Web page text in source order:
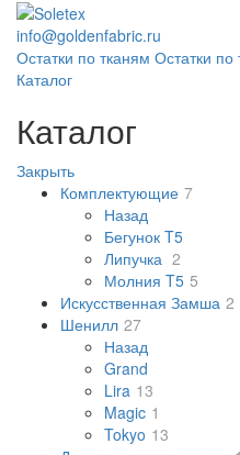
info@goldenfabric.ru
Остатки по тканям Остатки
Каталог
Каталог
Закрыть
Комплектующие 7
Назад
Бегунок T5
Липучка 2
Молния T5 5
Искусственная Замша 2
Шенилл 27
Назад
Grand
Lira 13
Magic 1
Tokyo 13